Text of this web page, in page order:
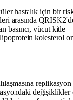
hastalık için bir
arasında
basıncı, vücut kitle
kolesterol
replikasyon
değişiklikler